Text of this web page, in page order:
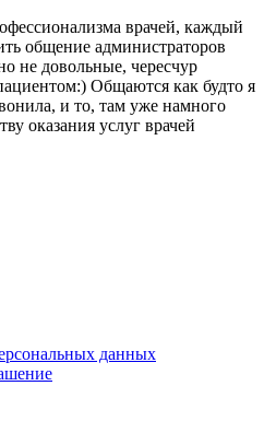
врачей, каждый
общение администраторов
не довольные, чересчур
Общаются как будто я
и то, там уже намного
оказания услуг врачей
данных